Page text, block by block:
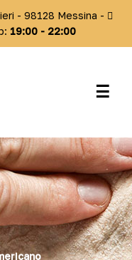
- 98128 Messina -
19:00 - 22:00
☰